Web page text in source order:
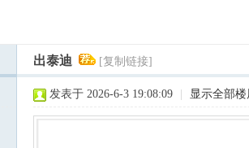
出泰迪 [复制链接]
发表于 2026-6-3 19:08:09 显示全部楼